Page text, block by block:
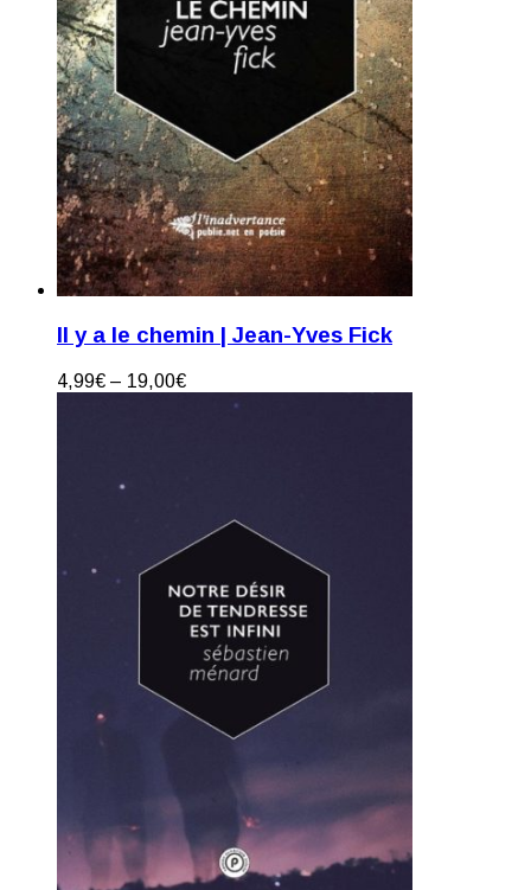
Il y a le chemin | Jean-Yves Fick
4,99€ – 19,00€